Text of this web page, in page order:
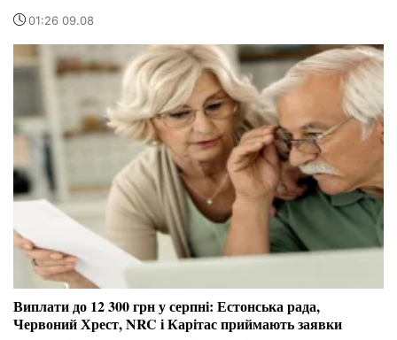
01:26 09.08
Виплати до 12 300 грн у серпні: Естонська рада,
Червоний Хрест, NRC і Карітас приймають заявки